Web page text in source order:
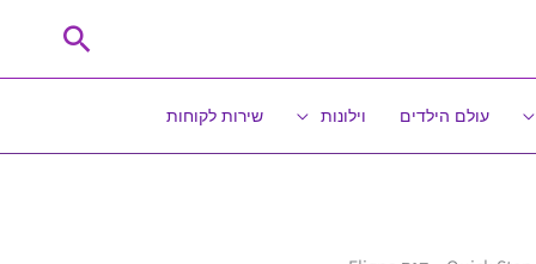
חיפוש
עולם הילדים וילונות שירות לקוחות